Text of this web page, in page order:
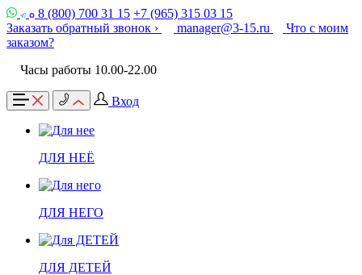
8 (800) 700 31 15 +7 (965) 315 03 15
Заказать обратный звонок ›
manager@3-15.ru
Что с моим
заказом?
Часы работы 10.00-22.00
Вход
ДЛЯ НЕЁ
ДЛЯ НЕГО
ДЛЯ ДЕТЕЙ